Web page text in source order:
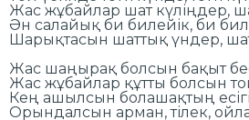
Жас жұбайлар шат күліңдер,
Ән салайық би билейік, би
Шарықтасын шаттық үндер,
Жас шаңырақ болсын бақыт
Жас жұбайлар құтты болсын
Кең ашылсын болашақтың есігі
Орындалсын арман, тілек,